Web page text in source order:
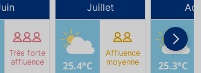
Très forte
affluence
Juillet
25.4°C
Affluence
moyenne
Août
25.3°C